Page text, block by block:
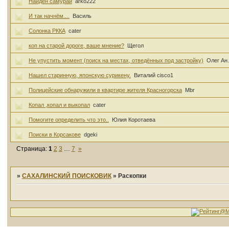
И так начнём.... Василь
Солонка РККА cater
коп на старой дороге, ваше мнение? Щегол
Не упустить момент (поиск на местах, отведённых под застройку) Олег Ан.
Нашел старинную, японскую сурикену. Виталий cisco1
Полицейские обнаружили в квартире жителя Красногорска Mbr
Копал ,копал и выкопал cater
Помогите определить что это.. Юлия Коротаева
Поиски в Корсакове dgeki
Страница: 1 2 3 … 7 »
» САХАЛИНСКИЙ ПОИСКОВИК » Раскопки